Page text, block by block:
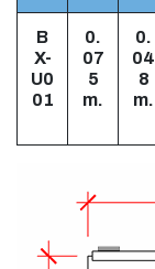
B
X-
U0
01
0.
07
5
m.
0.
04
8
m.